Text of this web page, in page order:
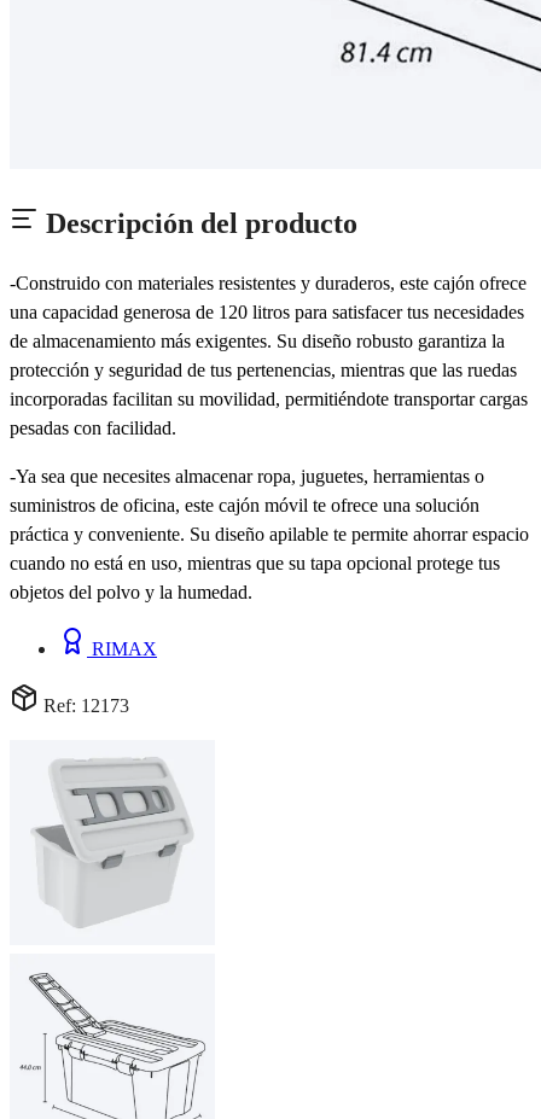
Descripción del producto
-Construido con materiales resistentes y duraderos, este cajón ofrece
una capacidad generosa de 120 litros para satisfacer tus necesidades
de almacenamiento más exigentes. Su diseño robusto garantiza la
protección y seguridad de tus pertenencias, mientras que las ruedas
incorporadas facilitan su movilidad, permitiéndote transportar cargas
pesadas con facilidad.
-Ya sea que necesites almacenar ropa, juguetes, herramientas o
suministros de oficina, este cajón móvil te ofrece una solución
práctica y conveniente. Su diseño apilable te permite ahorrar espacio
cuando no está en uso, mientras que su tapa opcional protege tus
objetos del polvo y la humedad.
RIMAX
Ref: 12173